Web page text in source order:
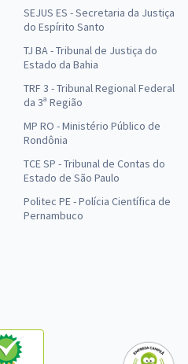
SEJUS ES - Secretaria da Justiça
do Espírito Santo
TJ BA - Tribunal de Justiça do
Estado da Bahia
TRF 3 - Tribunal Regional Federal
da 3ª Região
MP RO - Ministério Público de
Rondônia
TCE SP - Tribunal de Contas do
Estado de São Paulo
Politec PE - Polícia Científica de
Pernambuco